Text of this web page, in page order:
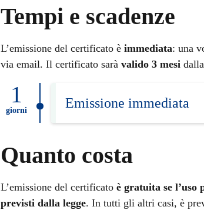
Tempi e scadenze
L’emissione del certificato è immediata: una
via email. Il certificato sarà valido 3 mesidalla
1
giorni Emissione immediata
Quanto costa
L’emissione del certificatoè gratuita se l’uso
previsti dalla legge. In tutti gli altri casi, è